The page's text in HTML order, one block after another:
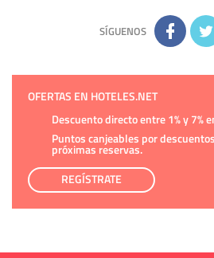
adicional y detallada sobre cómo
política de privacidad
SÍGUENOS
OFERTAS EN HOTELES.NET
Descuento directo entre 1% y 7%
Puntos canjeables por
próximas reservas.
REGÍSTRATE